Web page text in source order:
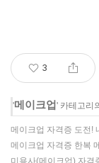
3
'메이크업 ' 카테고리
메이크업 자격증 도전!
메이크업 자격증 한복
미용사(메이크업) 자격